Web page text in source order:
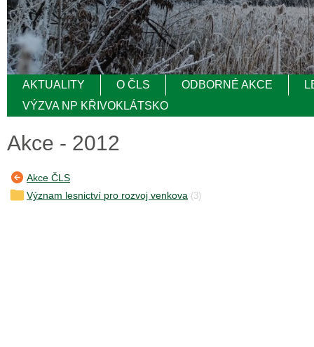
AKTUALITY O ČLS ODBORNÉ AKCE
VÝZVA NP KŘIVOKLÁTSKO
Akce - 2012
Akce ČLS
Význam lesnictví pro rozvoj venkova (3)